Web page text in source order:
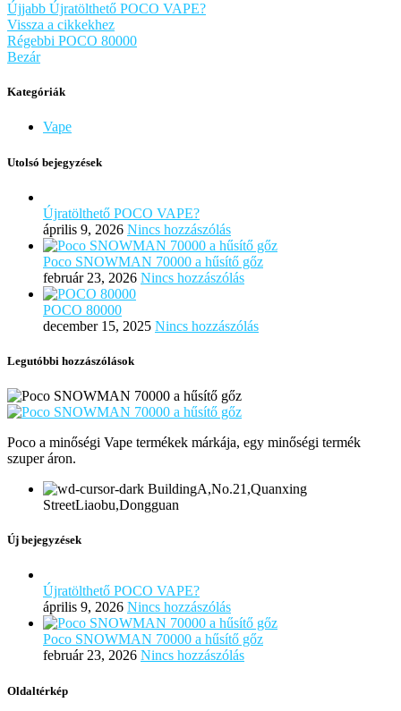
Újjabb Újratölthető POCO VAPE?
Vissza a cikkekhez
Régebbi POCO 80000
Bezár
Kategóriák
Vape
Utolsó bejegyzések
Újratölthető POCO VAPE?
április 9, 2026 Nincs hozzászólás
Poco SNOWMAN 70000 a hűsítő gőz
február 23, 2026 Nincs hozzászólás
POCO 80000
december 15, 2025 Nincs hozzászólás
Legutóbbi hozzászólások
Poco a minőségi Vape termékek márkája, egy minőségi termék
szuper áron.
BuildingA,No.21,Quanxing
StreetLiaobu,Dongguan
Új bejegyzések
Újratölthető POCO VAPE?
április 9, 2026 Nincs hozzászólás
Poco SNOWMAN 70000 a hűsítő gőz
február 23, 2026 Nincs hozzászólás
Oldaltérkép